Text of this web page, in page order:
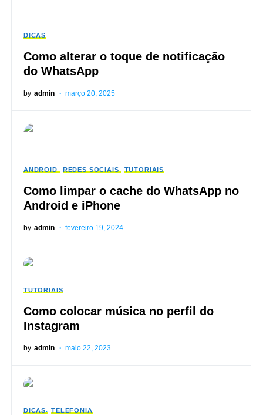
DICAS
Como alterar o toque de notificação
do WhatsApp
by admin março 20, 2025
ANDROID REDES SOCIAIS TUTORIAIS
Como limpar o cache do WhatsApp no
​​Android e iPhone
by admin fevereiro 19, 2024
TUTORIAIS
Como colocar música no perfil do
Instagram
by admin maio 22, 2023
DICAS TELEFONIA